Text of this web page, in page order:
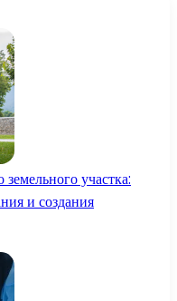
участка:
и создания